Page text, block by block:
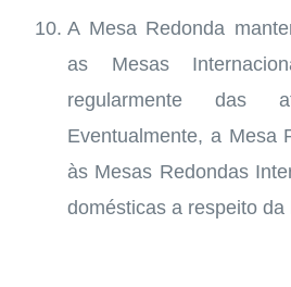
A Mesa Redonda
as Mesas
regularmente das
Eventualmente, a Mesa
às Mesas Redondas
domésticas a respeito